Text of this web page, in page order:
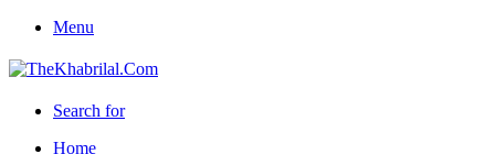
Menu
Search for
Home